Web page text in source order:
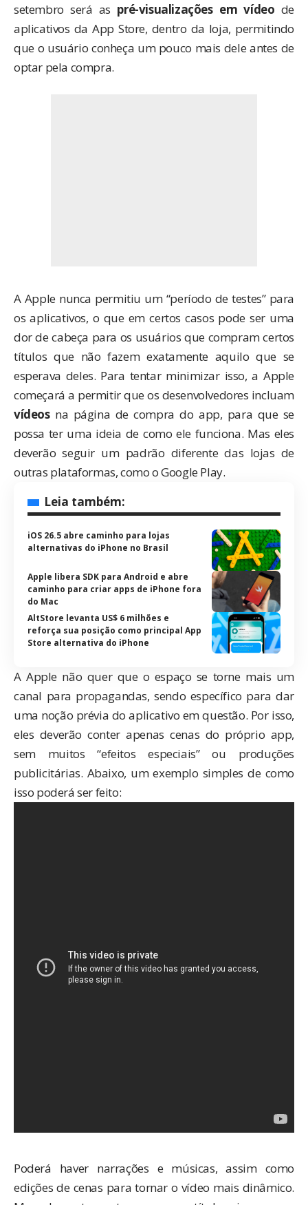
setembro será as pré-visualizações em vídeo de
aplicativos da App Store, dentro da loja, permitindo
que o usuário conheça um pouco mais dele antes de
optar pela compra.
A Apple nunca permitiu um “período de testes” para
os aplicativos, o que em certos casos pode ser uma
dor de cabeça para os usuários que compram certos
títulos que não fazem exatamente aquilo que se
esperava deles. Para tentar minimizar isso, a Apple
começará a permitir que os desenvolvedores incluam
vídeosna página de compra do app, para que se
possa ter uma ideia de como ele funciona. Mas eles
deverão seguir um padrão diferente das lojas de
outras plataformas, como o Google Play.
Leia também:
iOS 26.5 abre caminho para lojas
alternativas do iPhone no Brasil
Apple libera SDK para Android e abre
caminho para criar apps de iPhone fora
do Mac
AltStore levanta US$ 6 milhões e
reforça sua posição como principal App
Store alternativa do iPhone
A Apple não quer que o espaço se torne mais um
canal para propagandas, sendo específico para dar
uma noção prévia do aplicativo em questão. Por isso,
eles deverão conter apenas cenas do próprio app,
sem muitos “efeitos especiais” ou produções
publicitárias. Abaixo, um exemplo simples de como
isso poderá ser feito:
Poderá haver narrações e músicas, assim como
edições de cenas para tornar o vídeo mais dinâmico.